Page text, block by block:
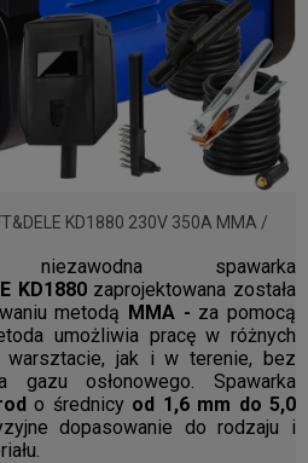
KD1880 230V 350A MMA /
spawarka
KD1880zaprojektowana została
metodą MMA - za pomocą
umożliwia pracę w różnych
warsztacie, jak i w terenie, bez
gazu osłonowego. Spawarka
o średnicy od 1,6 mm do 5,0
dopasowanie do rodzaju i